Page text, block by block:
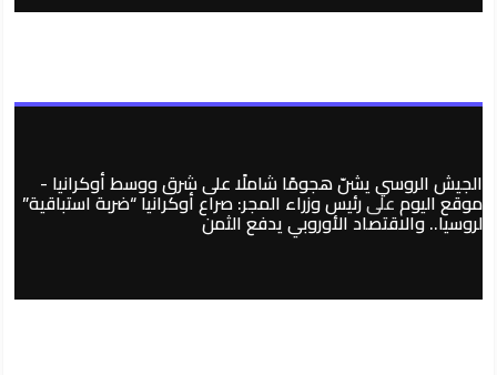
الجيش الروسي يشنّ هجومًا شاملًا على شرق ووسط أوكرانيا -
موقع اليومعلىرئيس وزراء المجر: صراع أوكرانيا “ضربة استباقية”
لروسيا.. والاقتصاد الأوروبي يدفع الثمن